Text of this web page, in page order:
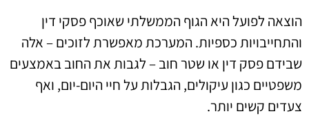
הוצאה לפועל היא הגוף הממשלתי שאוכף פסקי דין
והתחייבויות כספיות. המערכת מאפשרת לזוכים – אלה
שבידם פסק דין או שטר חוב – לגבות את החוב באמצעים
משפטיים כגון עיקולים, הגבלות על חיי היום-יום, ואף
צעדים קשים יותר.